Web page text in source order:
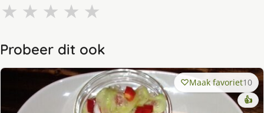
★ ★ ★ ★ ★
Probeer dit ook
Maak favoriet10
👍